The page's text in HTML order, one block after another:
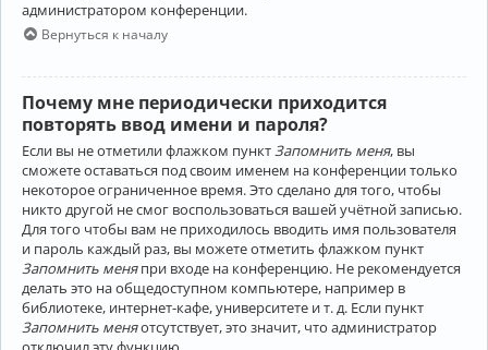
администратором конференции.
Вернуться к началу
Почему мне периодически приходится
повторять ввод имени и пароля?
Если вы не отметили флажком пунктЗапомнить меня, вы
сможете оставаться под своим именем на конференции только
некоторое ограниченное время. Это сделано для того, чтобы
никто другой не смог воспользоваться вашей учётной записью.
Для того чтобы вам не приходилось вводить имя пользователя
и пароль каждый раз, вы можете отметить флажком пункт
Запомнить меняпри входе на конференцию. Не рекомендуется
делать это на общедоступном компьютере, например в
библиотеке, интернет-кафе, университете и т. д. Если пункт
Запомнить меняотсутствует, это значит, что администратор